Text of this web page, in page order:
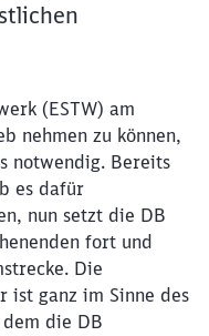
(ESTW) am
nehmen zu können,
notwendig. Bereits
es dafür
nun setzt die DB
fort und
Die
ist ganz im Sinne des
die DB